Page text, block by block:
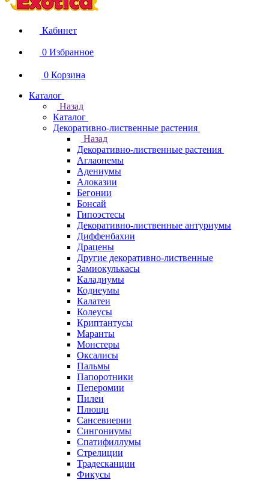
Кабинет
0 Избранное
0 Корзина
Каталог
Назад
Каталог
Декоративно-лиственные растения
Назад
Декоративно-лиственные растения
Аглаонемы
Адениумы
Алоказии
Бегонии
Бонсай
Гипоэстесы
Декоративно-лиственные антуриумы
Диффенбахии
Драцены
Другие декоративно-лиственные
Замиокулькасы
Каладиумы
Кодиеумы
Калатеи
Колеусы
Криптантусы
Маранты
Монстеры
Оксалисы
Пальмы
Папоротники
Пеперомии
Пилеи
Плющи
Сансевиерии
Сингониумы
Спатифиллумы
Стрелиции
Традесканции
Фикусы